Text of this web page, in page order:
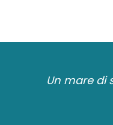
Un mare di